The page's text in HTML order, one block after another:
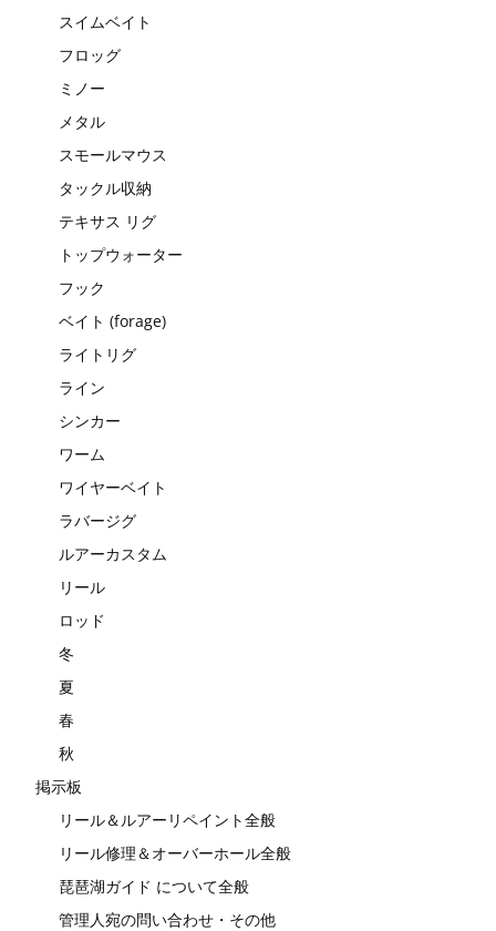
スイムベイト
フロッグ
ミノー
メタル
スモールマウス
タックル収納
テキサス リグ
トップウォーター
フック
ベイト (forage)
ライトリグ
ライン
シンカー
ワーム
ワイヤーベイト
ラバージグ
ルアーカスタム
リール
ロッド
冬
夏
春
秋
掲示板
リール＆ルアーリペイント全般
リール修理＆オーバーホール全般
琵琶湖ガイド について全般
管理人宛の問い合わせ・その他